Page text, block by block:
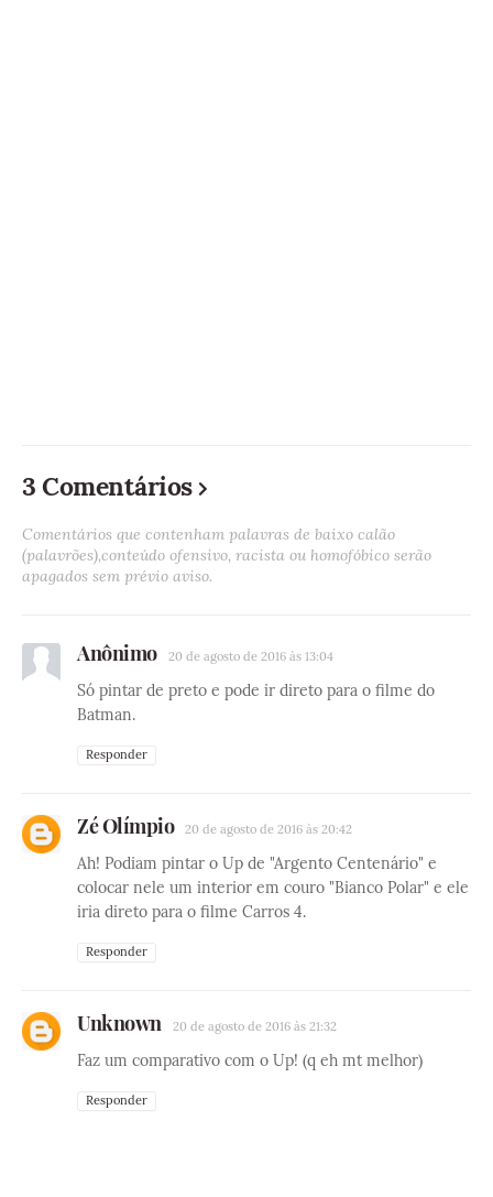
3 Comentários
Comentários que contenham palavras de baixo calão
(palavrões),conteúdo ofensivo, racista ou homofóbico serão
apagados sem prévio aviso.
Anônimo 20 de agosto de 2016 às 13:04
Só pintar de preto e pode ir direto para o filme do
Batman.
Responder
Zé Olímpio 20 de agosto de 2016 às 20:42
Ah! Podiam pintar o Up de "Argento Centenário" e
colocar nele um interior em couro "Bianco Polar" e ele
iria direto para o filme Carros 4.
Responder
Unknown 20 de agosto de 2016 às 21:32
Faz um comparativo com o Up! (q eh mt melhor)
Responder